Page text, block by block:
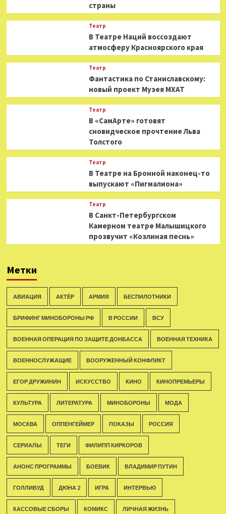
страны
Театр
В Театре Наций воссоздают
атмосферу Красноярского края
Театр
Фантастика по Станиславскому:
новый проект Музея МХАТ
Театр
В «СамАрте» готовят
сновидческое прочтение Льва
Толстого
Театр
В Театре на Бронной наконец-то
выпускают «Пигмалиона»
Театр
В Санкт-Петербургском
Камерном театре Малышицкого
прозвучит «Козлиная песнь»
Метки
АВИАЦИЯ АКТЁР АРМИЯ БЕСПИЛОТНИКИ
БРИФИНГ МИНОБОРОНЫ РФ В РОССИИ ВСУ
ВОЕННАЯ ОПЕРАЦИЯ ПО ЗАЩИТЕ ДОНБАССА ВОЕННАЯ ТЕХНИКА
ВОЕННОСЛУЖАЩИЕ ВООРУЖЕННЫЙ КОНФЛИКТ
ЕГОР ДРУЖИНИН ИСКУССТВО КИНО КИНОПРЕМЬЕРЫ
КУЛЬТУРА ЛИТЕРАТУРА МИНОБОРОНЫ МОДА
МОСКВА ОППЕНГЕЙМЕР ПОКАЗЫ РОССИЯ
СЕРИАЛЫ ТЕГИ ФИЛИПП КИРКОРОВ
АНОНС ПРОГРАММЫ БОЕВИК ВЛАДИМИР ПУТИН
ГОЛЛИВУД ДЮНА 2 ИГРА ИНТЕРВЬЮ
КАССОВЫЕ СБОРЫ КОМИКС ЛИЧНАЯ ЖИЗНЬ